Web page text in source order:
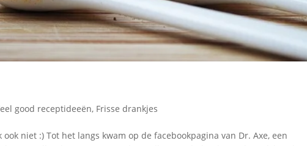
good receptideeën, Frisse drankjes
niet :) Tot het langs kwam op de facebookpagina van Dr. Axe, een